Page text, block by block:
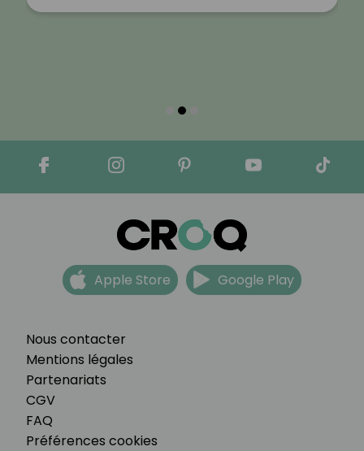
Nous contacter
Mentions légales
Partenariats
CGV
FAQ
Préférences cookies
Apple Store Google Play